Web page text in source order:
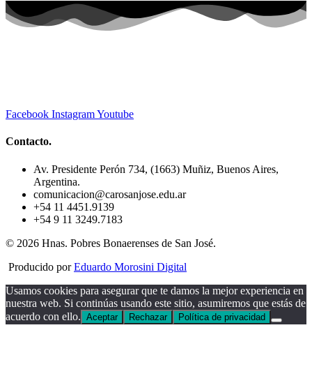
Facebook InstagramYoutube
Contacto.
Av. Presidente Perón 734, (1663) Muñiz, Buenos Aires,
Argentina.
comunicacion@carosanjose.edu.ar
+54 11 4451.9139
+54 9 11 3249.7183
© 2026 Hnas. Pobres Bonaerenses de San José.
Producido porEduardo Morosini Digital
Usamos cookies para asegurar que te damos la mejor experiencia en
nuestra web. Si continúas usando este sitio, asumiremos que estás de
acuerdo con ello. Aceptar Rechazar Política de privacidad